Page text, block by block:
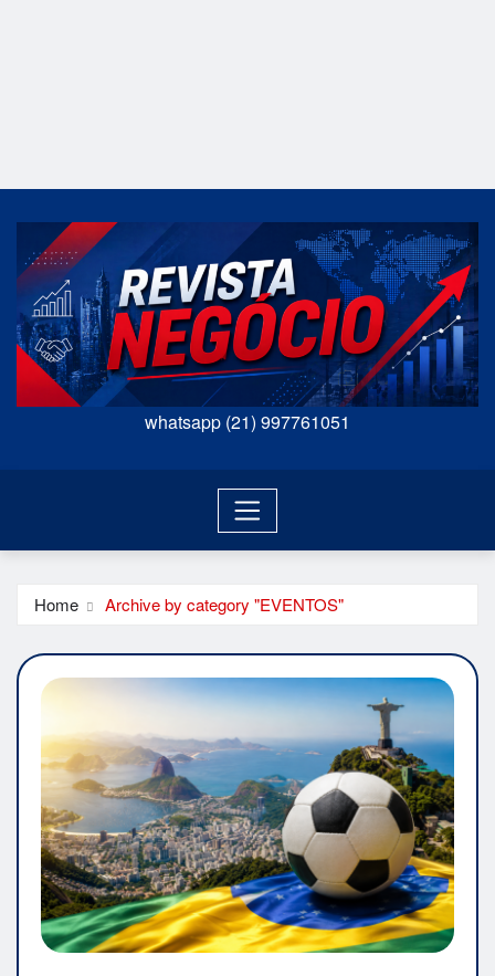
whatsapp (21) 997761051
Home Archive by category "EVENTOS"